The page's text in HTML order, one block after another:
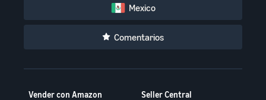
Mexico
Comentarios
Vender con Amazon
Seller Central